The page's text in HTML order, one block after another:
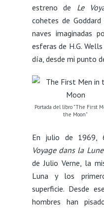
estreno de Le
cohetes de
naves imaginadas
esferas de H.G.
día, desde mi punto
Portada del libro "The First
the Moon"
En julio de 1969,
Voyage dans la Lune
de Julio Verne, la
Luna y los
superficie. Desde
hombres han